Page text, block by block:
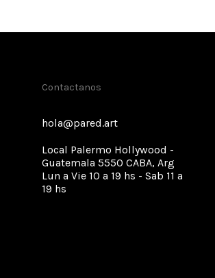
Contactanos
hola@pared.art
Local Palermo Hollywood -
Guatemala 5550 CABA, Arg
Lun a Vie 10 a 19 hs - Sab 11 a
19 hs